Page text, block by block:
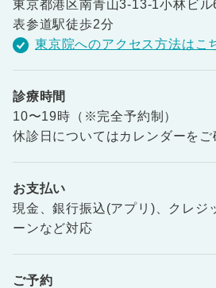
東京都港区南青山3-13-1小林ビル
表参道駅徒歩2分
東京院へのアクセス方法はこ
診療時間
10〜19時（※完全予約制）
休診日についてはカレンダーをご
お支払い
現金、銀行振込(アプリ)、クレジ
ーンなど対応
ご予約